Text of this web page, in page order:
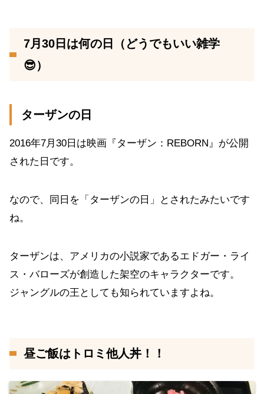
7月30日は何の日（どうでもいい雑学
😎）
ターザンの日
2016年7月30日は映画『ターザン：REBORN』が公開
された日です。
なので、同日を「ターザンの日」とされたみたいです
ね。
ターザンは、アメリカの小説家であるエドガー・ライ
ス・バローズが創造した架空のキャラクターです。
ジャングルの王としても知られていますよね。
昼ご飯はトロミ他人丼！！